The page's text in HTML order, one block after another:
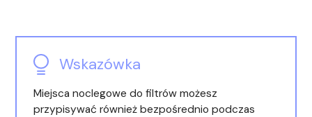
Wskazówka
Miejsca noclegowe do filtrów możesz
przypisywać również bezpośrednio podczas